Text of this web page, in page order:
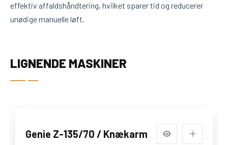
effektiv affaldshåndtering, hvilket sparer tid og reducerer
unødige manuelle løft.
LIGNENDE MASKINER
Genie Z-135/70 / Knækarm